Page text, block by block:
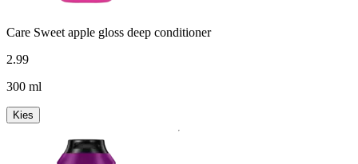
Care Sweet apple gloss deep conditioner
2.99
300 ml
Kies